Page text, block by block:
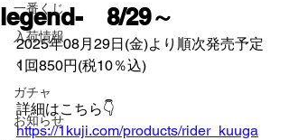
一番くじ
入荷情報
くじ
ガチャ
お知らせ
legend- 8/29～
2025年08月29日(金)より順次発売予定
1回850円(税10％込)
詳細はこちら👇️
https://1kuji.com/products/rider_kuuga